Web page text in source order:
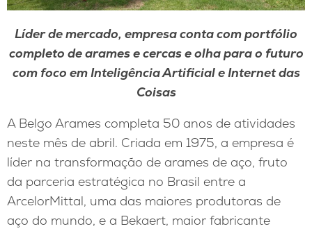
Líder de mercado, empresa conta com portfólio
completo de arames e cercas e olha para o futuro
com foco em Inteligência Artificial e Internet das
Coisas
A Belgo Arames completa 50 anos de atividades
neste mês de abril. Criada em 1975, a empresa é
líder na transformação de arames de aço, fruto
da parceria estratégica no Brasil entre a
ArcelorMittal, uma das maiores produtoras de
aço do mundo, e a Bekaert, maior fabricante